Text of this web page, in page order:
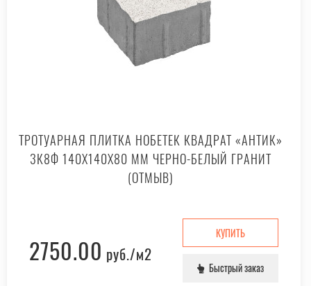
ТРОТУАРНАЯ ПЛИТКА НОБЕТЕК КВАДРАТ «АНТИК»
3К8Ф 140X140X80 ММ ЧЕРНО-БЕЛЫЙ ГРАНИТ
(ОТМЫВ)
2750.00 руб./м2
КУПИТЬ
Быстрый заказ